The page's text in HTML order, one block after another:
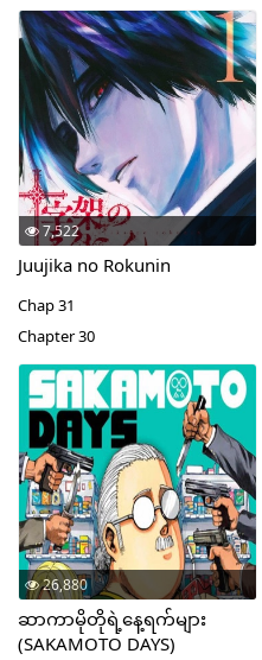
7,522
Juujika no Rokunin
Chap 31
Chapter 30
26,880
ဆာကာမိုတိုရဲ့နေ့ရက်များ
(SAKAMOTO DAYS)